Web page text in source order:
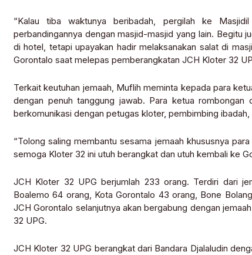
“Kalau tiba waktunya beribadah, pergilah ke
perbandingannya dengan masjid-masjid yang lain. Begitu
di hotel, tetapi upayakan hadir melaksanakan salat di
Gorontalo saat melepas pemberangkatan JCH Kloter 32
Terkait keutuhan jemaah, Muflih meminta kepada para
dengan penuh tanggung jawab. Para ketua
berkomunikasi dengan petugas kloter, pembimbing
“Tolong saling membantu sesama jemaah khususnya
semoga Kloter 32 ini utuh berangkat dan utuh kembali ke
JCH Kloter 32 UPG berjumlah 233 orang. Terdiri dari
Boalemo 64 orang, Kota Gorontalo 43 orang, Bone
JCH Gorontalo selanjutnya akan bergabung dengan
32 UPG.
JCH Kloter 32 UPG berangkat dari Bandara Djalaludin